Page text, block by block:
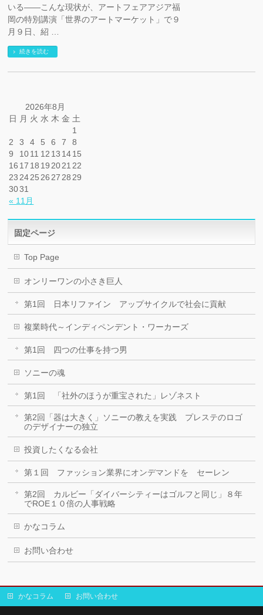
いる――こんな現状が、アートフェアアジア福
岡の特別講演「世界のアートマーケット」で９
月９日、紹 …
続きを読む
2026年8月
日 月 火 水 木 金 土
« 11月
1
2
3 4 5 6 7
8
9
1011 12 13 1415
16 17 18 19 2021 22
23 2425 26 27 28 29
3031
固定ページ
Top Page
オンリーワンの小さき巨人
第1回 日本リファイン アップサイクルで社会に貢献
複業時代～インディペンデント・ワーカーズ
第1回 四つの仕事を持つ男
ソニーの魂
第1回 「社外のほうが重宝された」レゾネスト
第2回「器は大きく」ソニーの教えを実践 プレステのロゴ
のデザイナーの独立
投資したくなる会社
第１回 ファッション業界にオンデマンドを セーレン
第2回 カルビー「ダイバーシティーはゴルフと同じ」８年
でROE１０倍の人事戦略
かなコラム
お問い合わせ
かなコラム お問い合わせ